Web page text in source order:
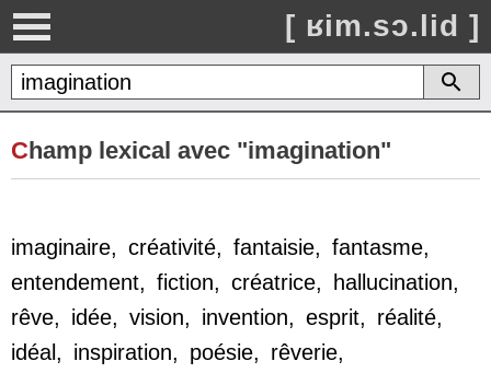
[ ʁim.sɔ.lid ]
Champ lexical avec "imagination"
imaginaire, créativité, fantaisie, fantasme,
entendement, fiction, créatrice, hallucination,
rêve, idée, vision, invention, esprit, réalité,
idéal, inspiration, poésie, rêverie,